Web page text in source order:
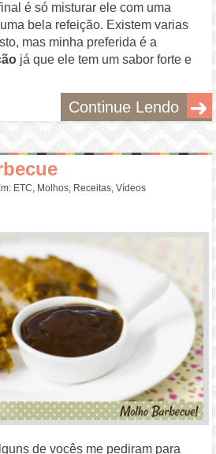
é só misturar ele com uma
bela refeição. Existem varias
mas minha preferida é a
já que ele tem um sabor forte e
Continue Lendo
ETC, Molhos, Receitas,Vídeos
de vocês me pediram para